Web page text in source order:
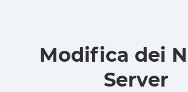
Modifica dei
Server